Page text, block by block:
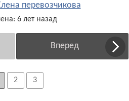
перевозчикова
6 лет назад
Вперед
2 3